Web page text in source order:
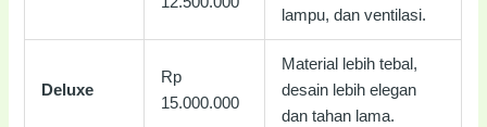
lampu, dan ventilasi.
Deluxe
Rp
15.000.000
Material lebih tebal,
desain lebih elegan
dan tahan lama.